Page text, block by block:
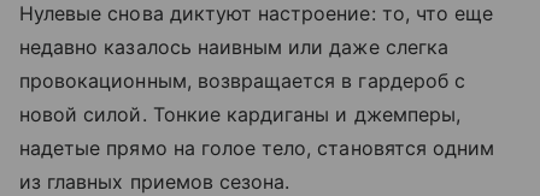
Нулевые снова диктуют настроение: то, что еще
недавно казалось наивным или даже слегка
провокационным, возвращается в гардероб с
новой силой. Тонкие кардиганы и джемперы,
надетые прямо на голое тело, становятся одним
из главных приемов сезона.